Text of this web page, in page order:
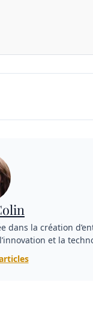
dans la création
et la